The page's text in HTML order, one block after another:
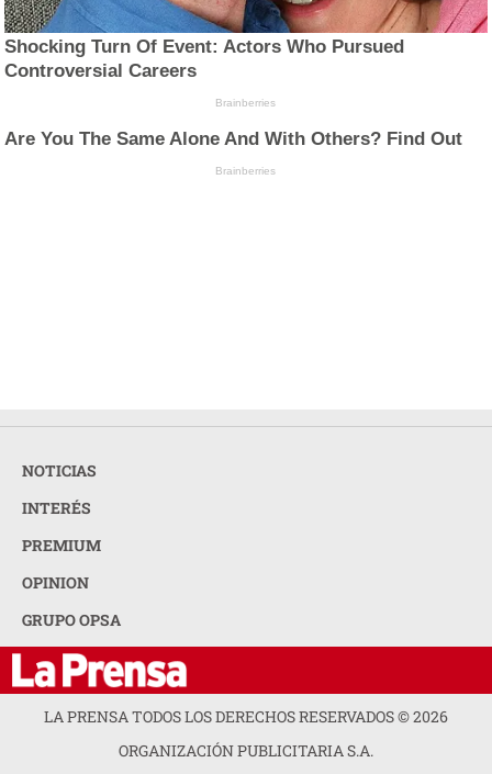
Shocking Turn Of Event: Actors Who Pursued
Controversial Careers
Brainberries
Are You The Same Alone And With Others? Find Out
Brainberries
NOTICIAS
INTERÉS
PREMIUM
OPINION
GRUPO OPSA
LA PRENSA TODOS LOS DERECHOS RESERVADOS ©2026
ORGANIZACIÓN PUBLICITARIA S.A.